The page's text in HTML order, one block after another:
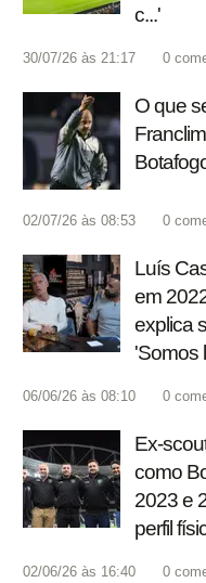
c...'
30/07/26 às 21:17 0
O que
02/07/26 às 08:53 0
Luís
em
explica
'Somos
06/06/26 às 08:10 0
Ex-
como
2023 e
perfil
02/06/26 às 16:40 0